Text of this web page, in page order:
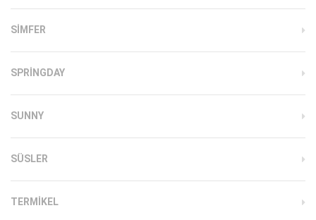
SIMFER
SPRINGDAY
SUNNY
SÜSLER
TERMIKEL